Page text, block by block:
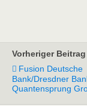
Vorheriger Beitrag
Fusion Deutsche
Bank/Dresdner
Quantensprung